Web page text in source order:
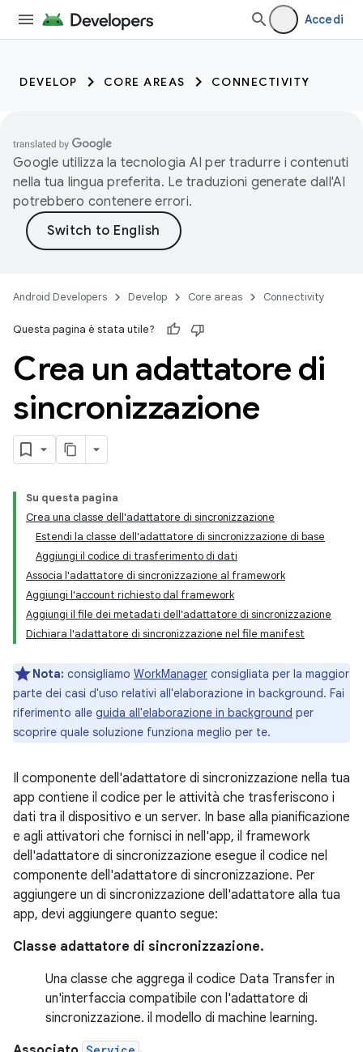
Accedi
DEVELOP CORE AREAS CONNECTIVITY
Google utilizza la tecnologia AI per tradurre i contenuti
nella tua lingua preferita. Le traduzioni generate dall'AI
potrebbero contenere errori.
Android Developers Develop Core areas Connectivity
Questa pagina è stata utile?
Crea un adattatore di
sincronizzazione
Su questa pagina
Crea una classe dell'adattatore di sincronizzazione
Estendi la classe dell'adattatore di sincronizzazione di base
Aggiungi il codice di trasferimento di dati
Associa l'adattatore di sincronizzazione al framework
Aggiungi l'account richiesto dal framework
Aggiungi il file dei metadati dell'adattatore di sincronizzazione
Dichiara l'adattatore di sincronizzazione nel file manifest
Nota: consigliamo WorkManager consigliata per la maggior
parte dei casi d'uso relativi all'elaborazione in background. Fai
riferimento alle guida all'elaborazione in background per
scoprire quale soluzione funziona meglio per te.
Il componente dell'adattatore di sincronizzazione nella tua
app contiene il codice per le attività che trasferiscono i
dati tra il dispositivo e un server. In base alla pianificazione
e agli attivatori che fornisci in nell'app, il framework
dell'adattatore di sincronizzazione esegue il codice nel
componente dell'adattatore di sincronizzazione. Per
aggiungere un di sincronizzazione dell'adattatore alla tua
app, devi aggiungere quanto segue:
Classe adattatore di sincronizzazione.
Una classe che aggrega il codice Data Transfer in
un'interfaccia compatibile con l'adattatore di
sincronizzazione. il modello di machine learning.